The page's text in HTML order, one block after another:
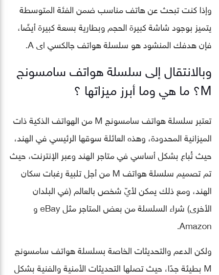
وإذا كنت تبحث عن هاتف مناسب ضمن الفئة المتوسطة
يتميز بوجود شاشة كبيرة الحجم وبطارية بسعة كبيرة أيضًا،
فإن هدفك المنشود هو سلسلة هواتف جالكسي اى A.
وبالانتقال إلى سلسلة هواتف سامسونج
M؟ ما هي وما أبرز ميزاتها ؟
تعتبر سلسلة هواتف سامسونج M من الهواتف الذكية ذات
الميزانية المحدودة، وهذه العائلة سوقها الرئيسي في الهند،
حيث تُباع بشكل أساسي في متاجر الهند وعبر الإنترنت، حيث
تم تصميم سلسلة هواتف M من أجل تلبية رغبات سكان
الهند، ومع ذلك يمكن لأيّ شخص بالعالم (في البلدان
الأخرى) شراء السلسلة من بعض المتاجر مثل eBay و
Amazon.
ولكن الدعم والتحديثات الخاصة بسلسلة هواتف سامسونج
M بطيئة جدًا، حيث تصلها التحديثات الأمنية والفنية بشكل